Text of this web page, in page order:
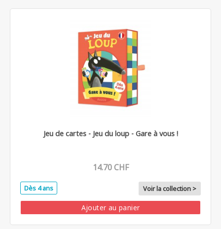
Jeu de cartes - Jeu du loup - Gare à vous !
14.70 CHF
Dès 4 ans Voir la collection >
Ajouter au panier